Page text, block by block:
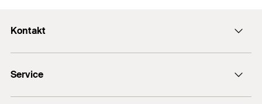
Kontakt
Presse
Newsletter
Service